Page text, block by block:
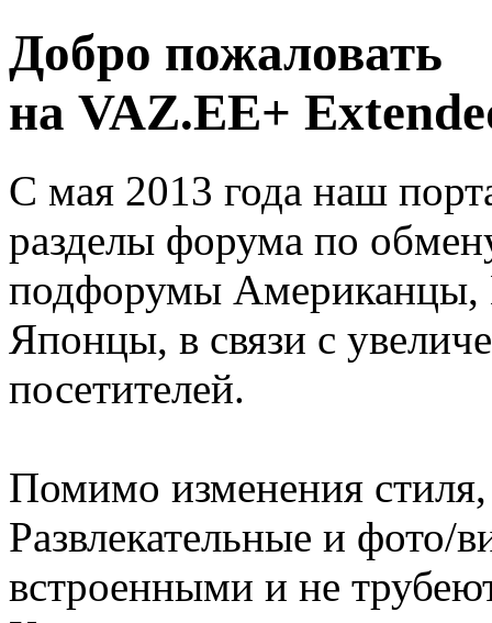
Добро пожаловать
на VAZ.EE+
С мая 2013 года наш
разделы форума по
подфорумы
Японцы, в связи с
посетителей.
Помимо изменения
Развлекательные и фото/
встроенными и не